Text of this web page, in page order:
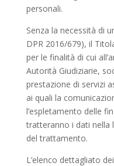
personali.
Senza la necessità di
DPR 2016/679), il
per le finalità di cui
Autorità Giudiziarie,
prestazione di servizi
ai quali la
l’espletamento delle
tratteranno i dati nella
del trattamento.
L’elenco dettagliato